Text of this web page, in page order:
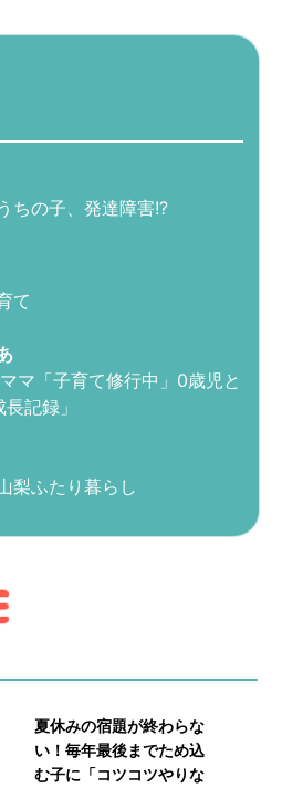
ちの子、発達障害!?
て
マ「子育て修行中」0歳児と
記録」
梨ふたり暮らし
夏休みの宿題が終わらな
い！毎年最後までため込
む子に「コツコツやりな